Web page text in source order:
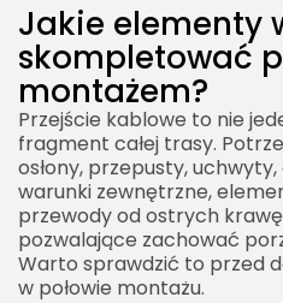
Jakie elementy
skompletować
montażem?
Przejście kablowe to nie
fragment całej trasy.
osłony, przepusty,
warunki zewnętrzne,
przewody od ostrych
pozwalające zachować
Warto sprawdzić to przed
w połowie montażu.